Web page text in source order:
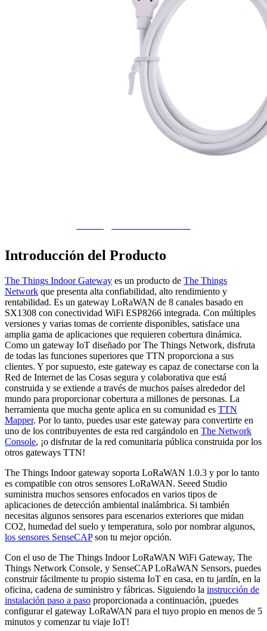
Introducción del Producto
The Things Indoor Gateway es un producto de The Things
Network que presenta alta confiabilidad, alto rendimiento y
rentabilidad. Es un gateway LoRaWAN de 8 canales basado en
SX1308 con conectividad WiFi ESP8266 integrada. Con múltiples
versiones y varias tomas de corriente disponibles, satisface una
amplia gama de aplicaciones que requieren cobertura dinámica.
Como un gateway IoT diseñado por The Things Network, disfruta
de todas las funciones superiores que TTN proporciona a sus
clientes. Y por supuesto, este gateway es capaz de conectarse con la
Red de Internet de las Cosas segura y colaborativa que está
construida y se extiende a través de muchos países alrededor del
mundo para proporcionar cobertura a millones de personas. La
herramienta que mucha gente aplica en su comunidad es TTN
Mapper. Por lo tanto, puedes usar este gateway para convertirte en
uno de los contribuyentes de esta red cargándolo en The Network
Console, ¡o disfrutar de la red comunitaria pública construida por los
otros gateways TTN!
The Things Indoor gateway soporta LoRaWAN 1.0.3 y por lo tanto
es compatible con otros sensores LoRaWAN. Seeed Studio
suministra muchos sensores enfocados en varios tipos de
aplicaciones de detección ambiental inalámbrica. Si también
necesitas algunos sensores para escenarios exteriores que midan
CO2, humedad del suelo y temperatura, solo por nombrar algunos,
los sensores SenseCAPson tu mejor opción.
Con el uso de The Things Indoor LoRaWAN WiFi Gateway, The
Things Network Console, y SenseCAP LoRaWAN Sensors, puedes
construir fácilmente tu propio sistema IoT en casa, en tu jardín, en la
oficina, cadena de suministro y fábricas. Siguiendo la instrucción de
instalación paso a paso proporcionada a continuación, ¡puedes
configurar el gateway LoRaWAN para el tuyo propio en menos de 5
minutos y comenzar tu viaje IoT!